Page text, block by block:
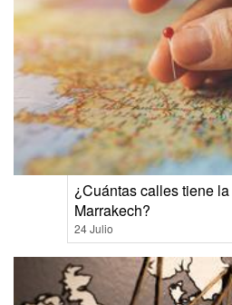
¿Cuántas calles tiene
Marrakech?
24 Julio